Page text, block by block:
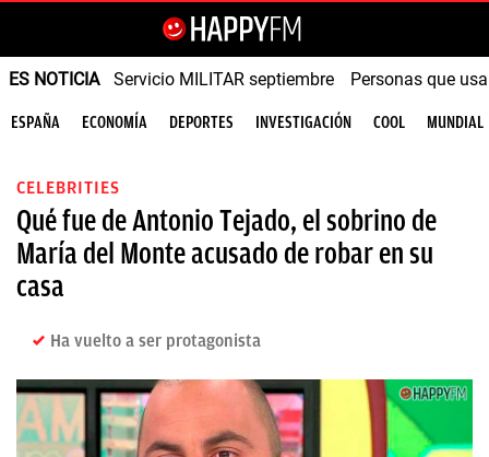
ES NOTICIA Servicio MILITAR septiembre Personas que
ESPAÑA ECONOMÍA DEPORTES INVESTIGACIÓN COOL MUNDIAL
CELEBRITIES
Qué fue de Antonio Tejado, el sobrino de
María del Monte acusado de robar en su
casa
Ha vuelto a ser protagonista